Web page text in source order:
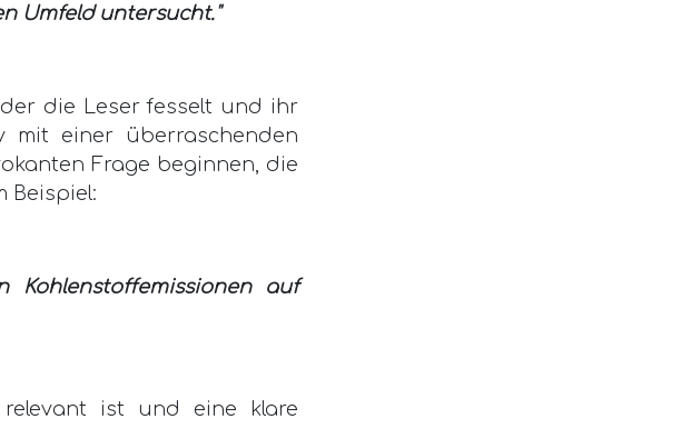
Umfeld untersucht."
die Leser fesselt und ihr
mit einer überraschenden
Frage beginnen, die
Beispiel:
Kohlenstoffemissionen auf
ist und eine klare